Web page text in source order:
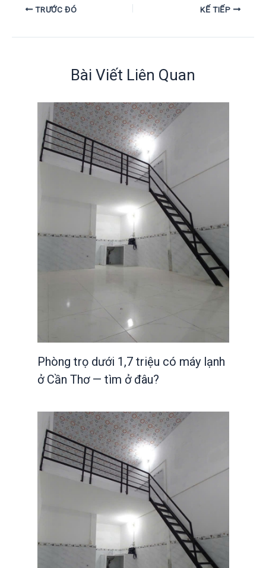
TRƯỚC ĐÓ KẾ TIẾP
Bài Viết Liên Quan
Phòng trọ dưới 1,7 triệu có máy lạnh
ở Cần Thơ — tìm ở đâu?